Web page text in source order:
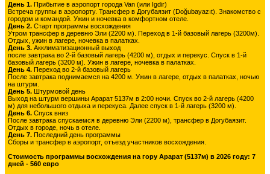
День 1. Прибытие в аэропорт города Van (или Igdir)
Встреча группы в аэропорту. Трансфер в Догубаязит (Doğubayazıt). Знакомство с
городом и командой. Ужин и ночевка в комфортном отеле.
День 2. Старт программы восхождения
Утром трансфер в деревню Эли (2200 м). Переход в 1-й базовый лагерь (3200м).
Отдых, ужин в лагере, ночевка в палатках.
День 3. Акклиматизационный выход
после завтрака во 2-й базовый лагерь (4200 м), отдых и перекус. Спуск в 1-й
базовый лагерь (3200 м). Ужин в лагере, ночевка в палатках.
День 4. Переход во 2-й базовый лагерь
После завтрака поднимаемся на 4200 м. Ужин в лагере, отдых в палатках, ночью
на штурм.
День 5. Штурмовой день
Выход на штурм вершины Арарат 5137м в 2:00 ночи. Спуск во 2-й лагерь (4200
м) для небольшого отдыха и перекуса. Далее спуск в 1-й лагерь (3200 м).
День 6. Спуск вниз
После завтрака спускаемся в деревню Эли (2200 м), трансфер в Догубаязит.
Отдых в городе, ночь в отеле.
День 7. Последний день программы
Сборы и трансфер в аэропорт, отъезд участников восхождения.
Стоимость программы восхождения на гору Арарат (5137м) в 2026 году: 7
дней - 560 евро